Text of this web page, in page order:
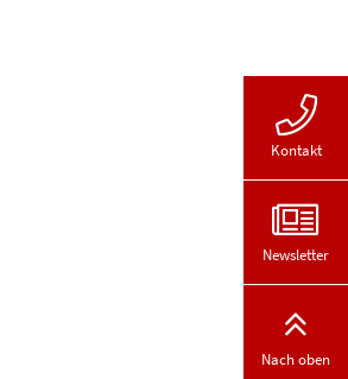
Kontakt
Newsletter
Nach oben